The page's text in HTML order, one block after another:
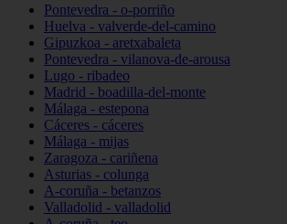
Pontevedra - o-porriño
Huelva - valverde-del-camino
Gipuzkoa - aretxabaleta
Pontevedra - vilanova-de-arousa
Lugo - ribadeo
Madrid - boadilla-del-monte
Málaga - estepona
Cáceres - cáceres
Málaga - mijas
Zaragoza - cariñena
Asturias - colunga
A-coruña - betanzos
Valladolid - valladolid